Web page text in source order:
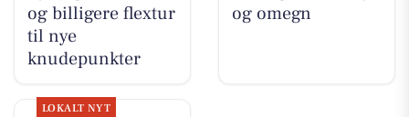
og billigere flextur
til nye
knudepunkter
og omegn
LOKALT NYT